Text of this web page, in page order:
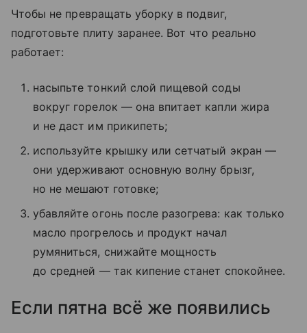
Чтобы не превращать уборку в подвиг,
подготовьте плиту заранее. Вот что реально
работает:
насыпьте тонкий слой пищевой соды
вокруг горелок — она впитает капли жира
и не даст им прикипеть;
используйте крышку или сетчатый экран —
они удерживают основную волну брызг,
но не мешают готовке;
убавляйте огонь после разогрева: как только
масло прогрелось и продукт начал
румяниться, снижайте мощность
до средней — так кипение станет спокойнее.
Если пятна всё же появились